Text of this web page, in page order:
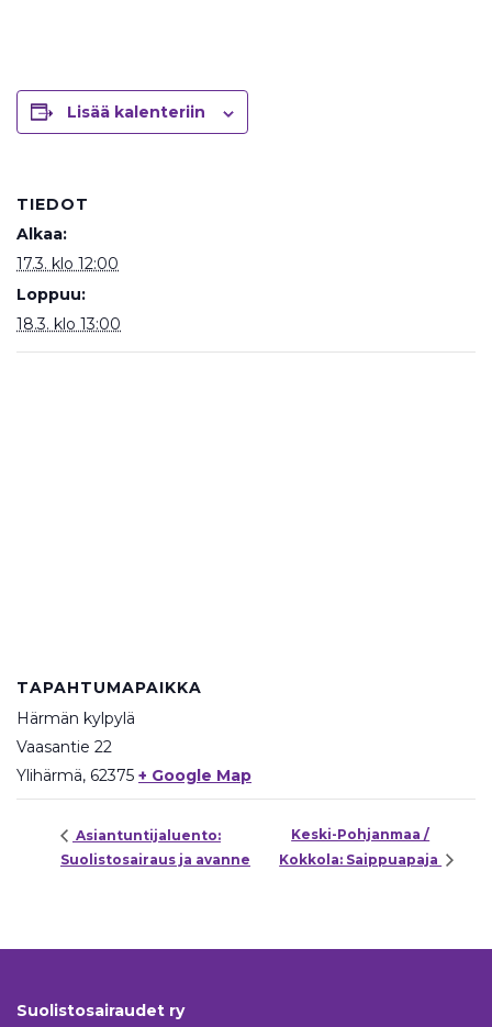
Lisää kalenteriin
TIEDOT
Alkaa:
17.3. klo 12:00
Loppuu:
18.3. klo 13:00
TAPAHTUMAPAIKKA
Härmän kylpylä
Vaasantie 22
Ylihärmä, 62375 + Google Map
Asiantuntijaluento:
Suolistosairaus ja avanne
Keski-Pohjanmaa /
Kokkola: Saippuapaja
Suolistosairaudet ry